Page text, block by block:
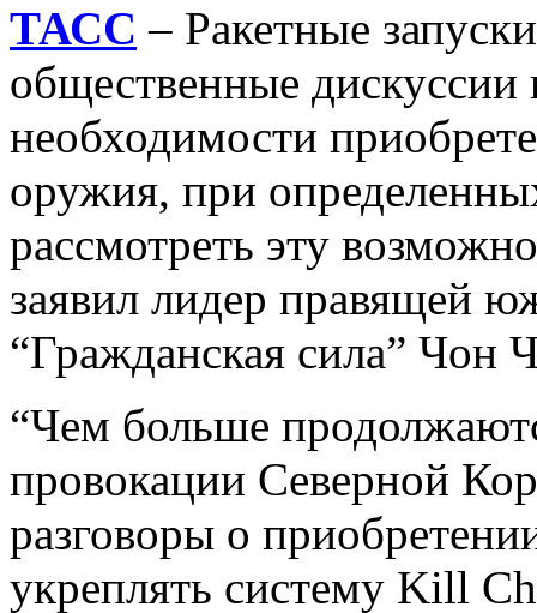
ТАСС – Ракетные
общественные дискуссии
необходимости
оружия, при
рассмотреть эту
заявил лидер правящей
“Гражданская сила” Чон
“Чем больше
провокации Северной
разговоры о
укреплять систему Kill